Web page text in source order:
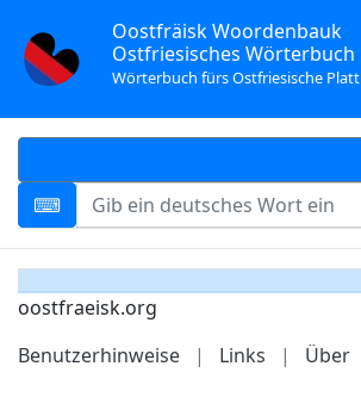
Oostfräisk Woordenbauk
Ostfriesisches Wörterbuch
Wörterbuch fürs Ostfriesische Platt
oostfraeisk.org
Benutzerhinweise
| Links | Über